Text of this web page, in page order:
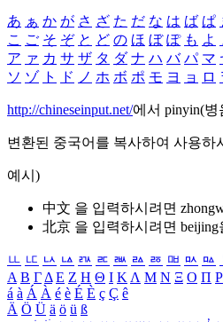
あ ぁ か が さ ざ た だ な は ば ぱ
こ ご そ ぞ と ど の ほ ぼ ぽ も よ
ア ァ カ サ ザ タ ダ ナ ハ バ パ マ
ソ ゾ ト ド ノ ホ ボ ポ モ ヨ ョ ロ
http://chineseinput.net/에서 pinyin(
변환된 중국어를 복사하여 사용하
예시)
中文 을 입력하시려면
北京 을 입력하시려면 beijing
ㅥ ㅦ ㅧ ㅨ ㅩ ㅪ ㅫ ㅬ ㅭ ㅮ ㅯ ㅰ
Α Β ΓΔ Ε Ζ Η Θ Ι ΚΛ Μ Ν Ξ Ο Π Ρ
á à Á À é è É È ç Ç ê
Ä Ö Ü ä ö ü ß